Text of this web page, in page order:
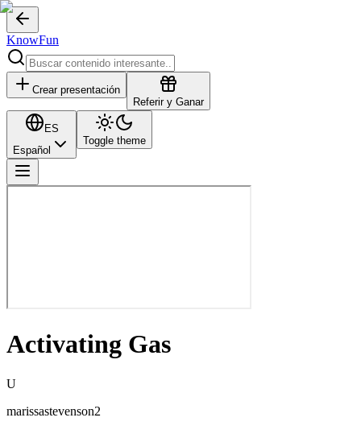
KnowFun
Crear presentación
Referir y Ganar
ES
Español
Toggle theme
Activating Gas
U
marissastevenson2